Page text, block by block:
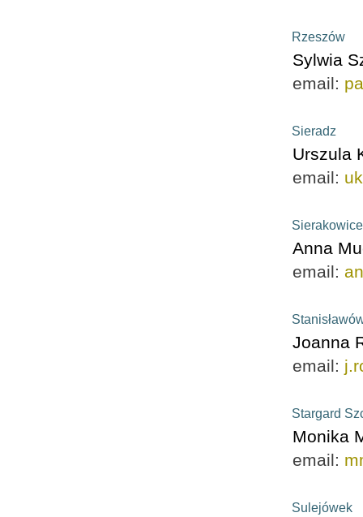
Rzeszów
Sylwia
email:
Sieradz
Urszula
email:
Sierakowice
Anna
email:
Joanna
email:
Stargard
Monika
email:
Sulejówek